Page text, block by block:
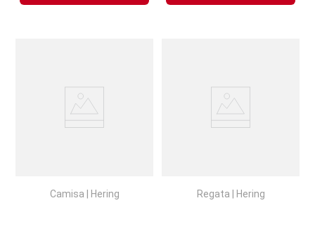
Camisa Hering Regata Hering